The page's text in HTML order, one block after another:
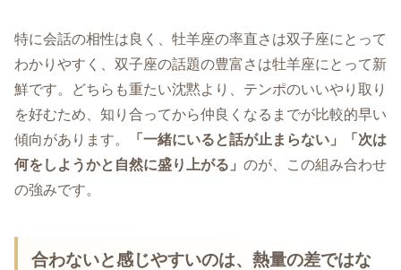
特に会話の相性は良く、牡羊座の率直さは双子座にとって
わかりやすく、双子座の話題の豊富さは牡羊座にとって新
鮮です。どちらも重たい沈黙より、テンポのいいやり取り
を好むため、知り合ってから仲良くなるまでが比較的早い
傾向があります。
「一緒にいると話が止まらない」「次は
何をしようかと自然に盛り上がる」 のが、この組み合わせ
の強みです。
合わないと感じやすいのは、熱量の差ではな